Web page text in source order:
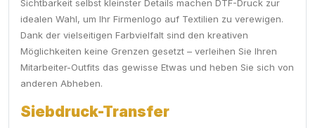
Sichtbarkeit selbst kleinster Details machen DTF-Druck zur
idealen Wahl, um Ihr Firmenlogo auf Textilien zu verewigen.
Dank der vielseitigen Farbvielfalt sind den kreativen
Möglichkeiten keine Grenzen gesetzt – verleihen Sie Ihren
Mitarbeiter-Outfits das gewisse Etwas und heben Sie sich von
anderen Abheben.
Siebdruck-Transfer